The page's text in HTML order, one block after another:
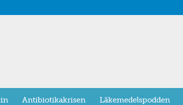
Antibiotikakrisen Läkemedelspodden